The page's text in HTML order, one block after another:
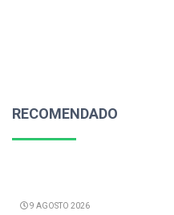
RECOMENDADO
9 AGOSTO 2026